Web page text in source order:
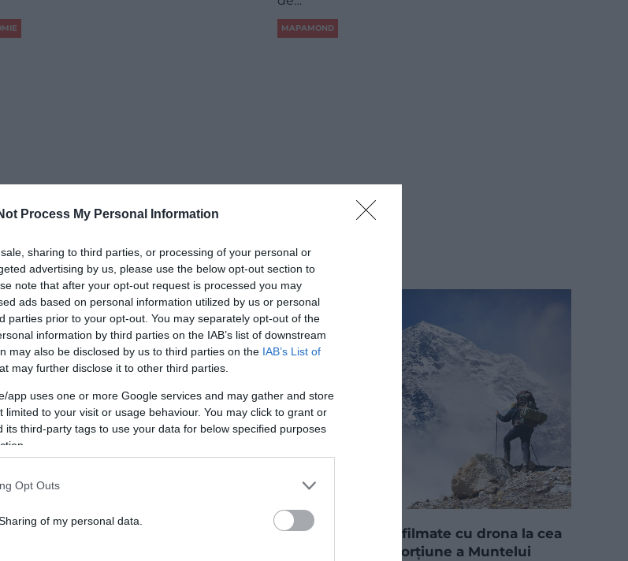
Process My Personal Information
sharing to third parties, or processing of your personal or
advertising by us, please use the below opt-out section to
note that after your opt-out request is processed you may
ads based on personal information utilized by us or personal
parties prior to your opt-out. You may separately opt-out of the
information by third parties on the IAB’s list of downstream
may also be disclosed by us to third parties on the IAB’s List of
may further disclose it to other third parties.
app uses one or more Google services and may gather and store
limited to your visit or usage behaviour. You may click to grant or
its third-party tags to use your data for below specified purposes
Opt Outs
of my personal data.
MAPAMOND
Imagini uluitoare filmate cu drona la cea
mai periculoasă porțiune a Muntelui